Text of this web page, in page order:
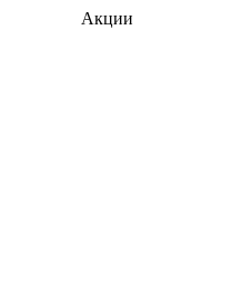
Акции